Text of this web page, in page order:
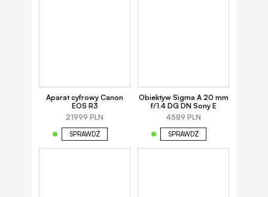
Aparat cyfrowy Canon
EOS R3
21999 PLN
SPRAWDŹ
Obiektyw Sigma A 20 mm
f/1.4 DG DN Sony E
4589 PLN
SPRAWDŹ